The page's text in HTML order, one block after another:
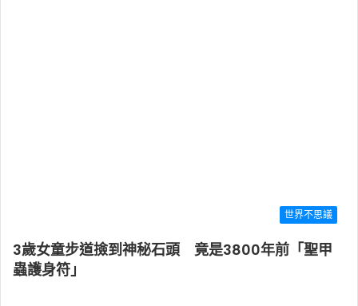
世界不思議
3歲女童步道撿到神秘石頭 竟是3800年前「聖甲
蟲護身符」